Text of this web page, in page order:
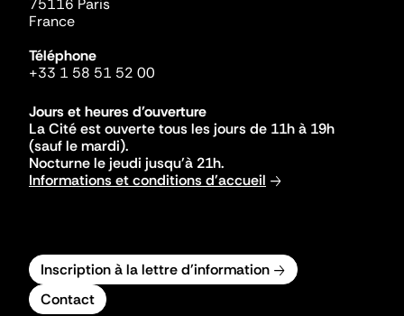
75116 Paris
France
Téléphone
+33 1 58 51 52 00
Jours et heures d'ouverture
La Cité est ouverte tous les jours de 11h à 19h
(sauf le mardi).
Nocturne le jeudi jusqu'à 21h.
Informations et conditions d'accueil
Inscription à la lettre d'information
Contact